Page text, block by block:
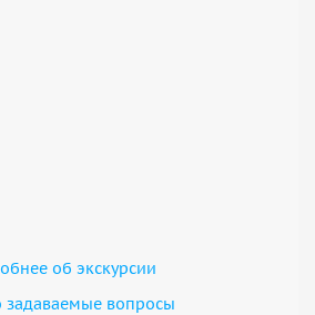
об экскурсии
задаваемые вопросы